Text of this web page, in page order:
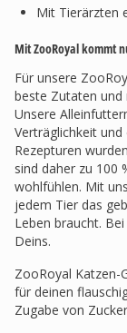
Mit Tierärzten
Mit ZooRoyal kommt
Für unsere
beste Zutaten und
Unsere
Verträglichkeit
Rezepturen
sind daher zu 100
wohlfühlen. Mit
jedem Tier das
Leben braucht.
Deins.
ZooRoyal Katzen-
für deinen
Zugabe von